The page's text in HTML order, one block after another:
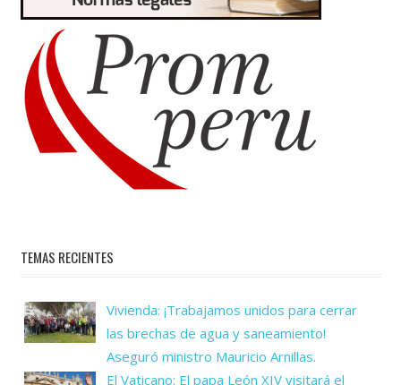
TEMAS RECIENTES
Vivienda: ¡Trabajamos unidos para cerrar
las brechas de agua y saneamiento!
Aseguró ministro Mauricio Arnillas.
El Vaticano: El papa León XIV visitará el